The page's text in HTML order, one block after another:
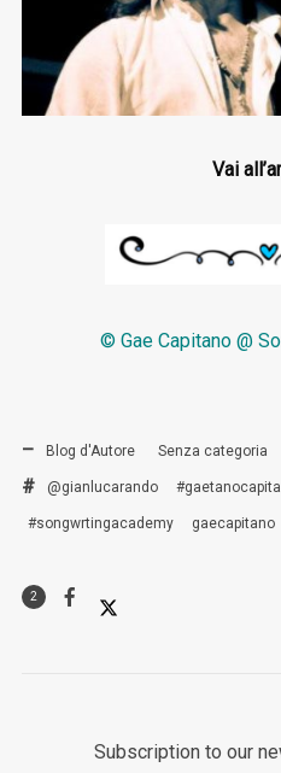
Vai
© Gae Capitano @
Blog d'Autore Senza categoria
@gianlucarando
#songwrtingacademy gaecapitano
2
Subscription to our